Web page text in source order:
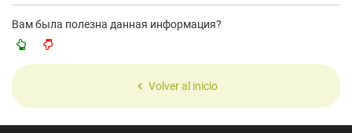
Вам была полезна данная информация?
Volver al inicio